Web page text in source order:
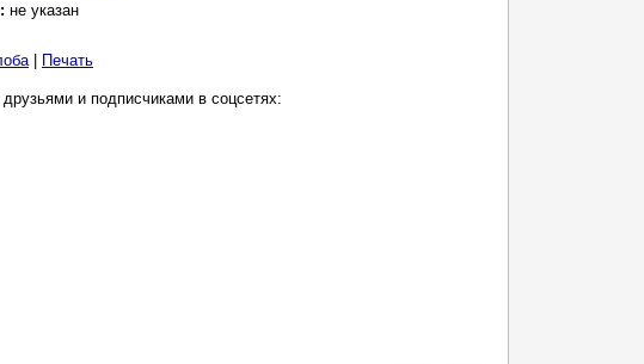
не указан
| Печать
и подписчиками в соцсетях: